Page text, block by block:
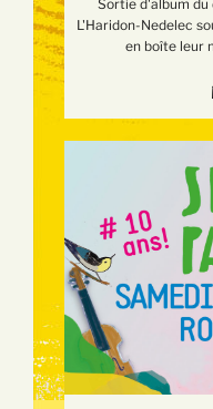
Sortie d'album du
L'Haridon-Nedelec
en boîte leur